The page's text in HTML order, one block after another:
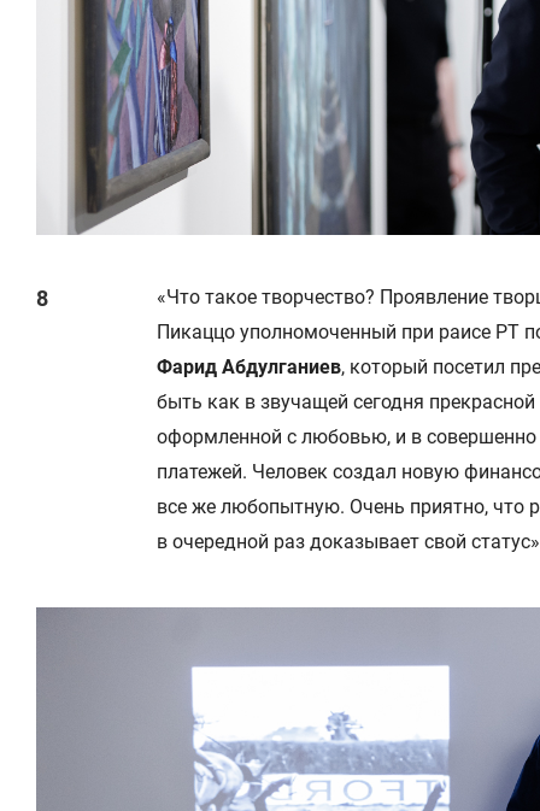
«Что такое творчество? Проявление
Пикаццо уполномоченный при раисе РТ
Фарид Абдулганиев, который посетил
быть как в звучащей сегодня
оформленной с любовью, и в
платежей. Человек создал новую
все же любопытную. Очень приятно, что
в очередной раз доказывает свой